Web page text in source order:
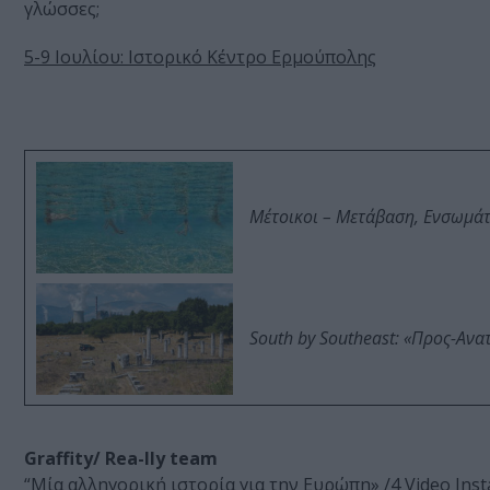
γλώσσες;
5-9 Ιουλίου: Ιστορικό Κέντρο Ερμούπολης
Μέτοικοι – Μετάβαση,
South by Southeast: «Προς-
Graffity/ Rea-lly team
“Mία αλληγορική ιστορία για την Ευρώπη» /4 Video